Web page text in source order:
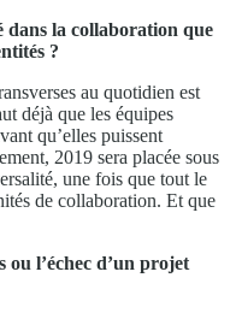
dans la collaboration que
?
au quotidien est
déjà que les équipes
qu’elles puissent
2019 sera placée sous
une fois que tout le
de collaboration. Et que
ou l’échec d’un projet